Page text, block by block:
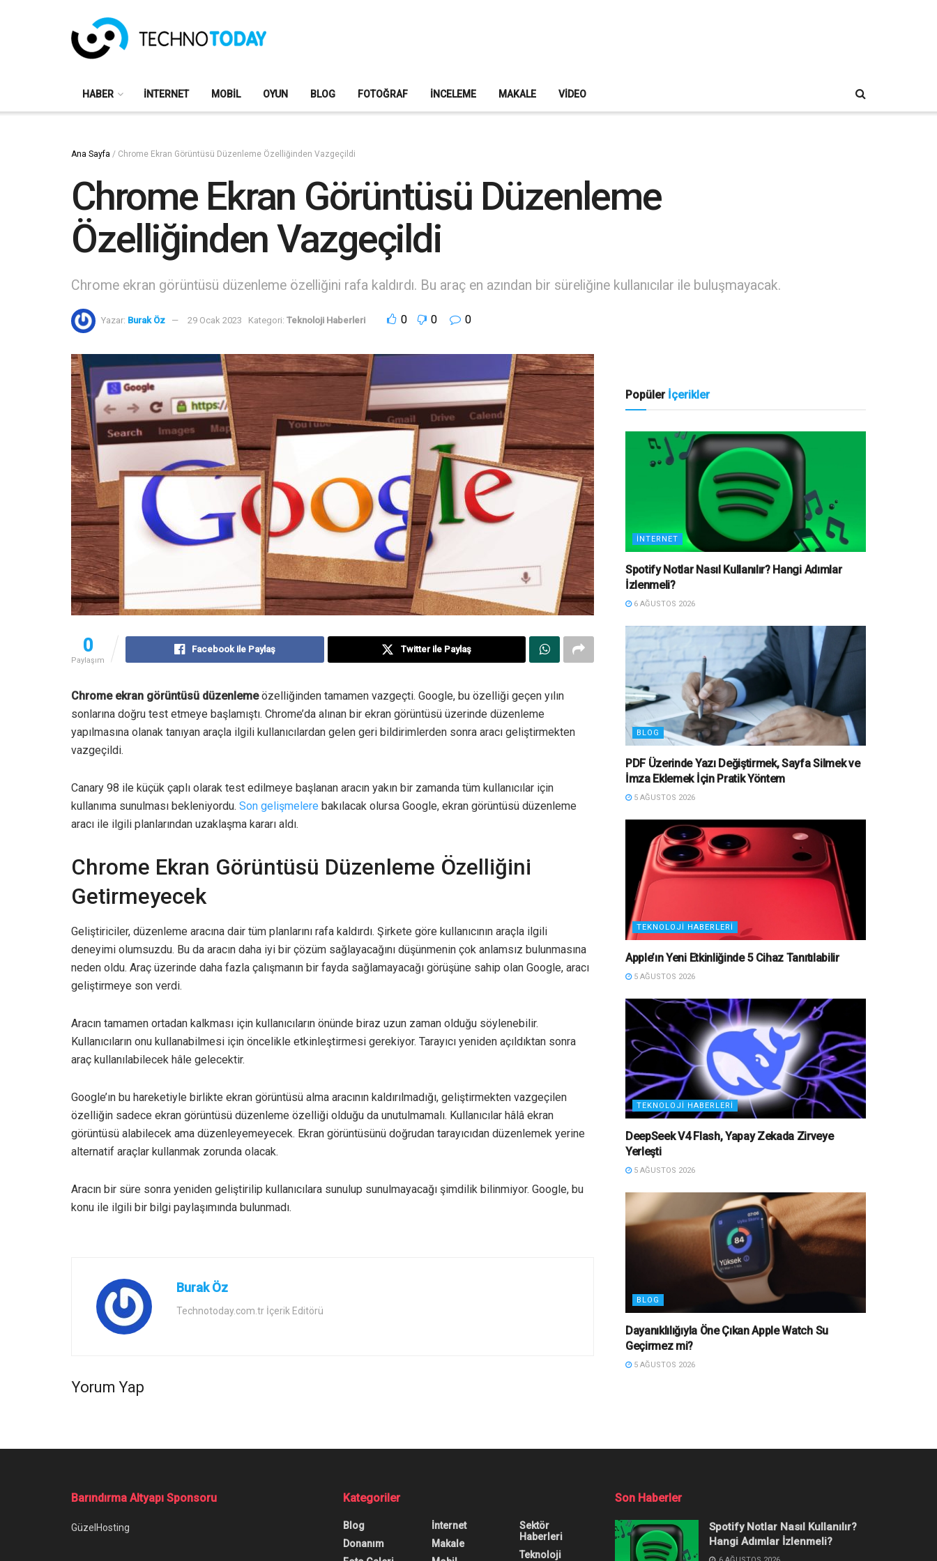
HABER İNTERNET MOBIL OYUN BLOG FOTOĞRAF İNCELEME MAKALE VIDEO
Ana Sayfa / Chrome Ekran Görüntüsü Düzenleme Özelliğinden Vazgeçildi
Chrome Ekran Görüntüsü Düzenleme
Özelliğinden Vazgeçildi
Chrome ekran görüntüsü düzenleme özelliğini rafa kaldırdı. Bu araç en azından bir süreliğine kullanıcılar ile buluşmayacak.
Yazar: Burak Öz 29 Ocak 2023 Kategori: Teknoloji Haberleri 0 0 0
0
Paylaşım
Facebook ile Paylaş Twitter ile Paylaş
Chrome ekran görüntüsü düzenlemeözelliğinden tamamen vazgeçti. Google, bu özelliği geçen yılın
sonlarına doğru test etmeye başlamıştı. Chrome’da alınan bir ekran görüntüsü üzerinde düzenleme
yapılmasına olanak tanıyan araçla ilgili kullanıcılardan gelen geri bildirimlerden sonra aracı geliştirmekten
vazgeçildi.
Canary 98 ile küçük çaplı olarak test edilmeye başlanan aracın yakın bir zamanda tüm kullanıcılar için
kullanıma sunulması bekleniyordu. Son gelişmelere bakılacak olursa Google, ekran görüntüsü düzenleme
aracı ile ilgili planlarından uzaklaşma kararı aldı.
Chrome Ekran Görüntüsü Düzenleme Özelliğini
Getirmeyecek
Geliştiriciler, düzenleme aracına dair tüm planlarını rafa kaldırdı. Şirkete göre kullanıcının araçla ilgili
deneyimi olumsuzdu. Bu da aracın daha iyi bir çözüm sağlayacağını düşünmenin çok anlamsız bulunmasına
neden oldu. Araç üzerinde daha fazla çalışmanın bir fayda sağlamayacağı görüşüne sahip olan Google, aracı
geliştirmeye son verdi.
Aracın tamamen ortadan kalkması için kullanıcıların önünde biraz uzun zaman olduğu söylenebilir.
Kullanıcıların onu kullanabilmesi için öncelikle etkinleştirmesi gerekiyor. Tarayıcı yeniden açıldıktan sonra
araç kullanılabilecek hâle gelecektir.
Google’ın bu hareketiyle birlikte ekran görüntüsü alma aracının kaldırılmadığı, geliştirmekten vazgeçilen
özelliğin sadece ekran görüntüsü düzenleme özelliği olduğu da unutulmamalı. Kullanıcılar hâlâ ekran
görüntüsü alabilecek ama düzenleyemeyecek. Ekran görüntüsünü doğrudan tarayıcıdan düzenlemek yerine
alternatif araçlar kullanmak zorunda olacak.
Aracın bir süre sonra yeniden geliştirilip kullanıcılara sunulup sunulmayacağı şimdilik bilinmiyor. Google, bu
konu ile ilgili bir bilgi paylaşımında bulunmadı.
Burak Öz
Technotoday.com.tr İçerik Editörü
Yorum Yap
Popüler İçerikler
İNTERNET
Spotify Notlar Nasıl Kullanılır? Hangi Adımlar
İzlenmeli?
6 AĞUSTOS 2026
BLOG
PDF Üzerinde Yazı Değiştirmek, Sayfa Silmek ve
İmza Eklemek İçin Pratik Yöntem
5 AĞUSTOS 2026
TEKNOLOJI HABERLERI
Apple’ın Yeni Etkinliğinde 5 Cihaz Tanıtılabilir
5 AĞUSTOS 2026
TEKNOLOJI HABERLERI
DeepSeek V4 Flash, Yapay Zekada Zirveye
Yerleşti
5 AĞUSTOS 2026
BLOG
Dayanıklılığıyla Öne Çıkan Apple Watch Su
Geçirmez mi?
5 AĞUSTOS 2026
Barındırma Altyapı Sponsoru
GüzelHosting
Kategoriler
Blog
Donanım
İnternet
Makale
Sektör
Haberleri
Teknoloji
Son Haberler
Spotify Notlar Nasıl Kullanılır?
Hangi Adımlar İzlenmeli?